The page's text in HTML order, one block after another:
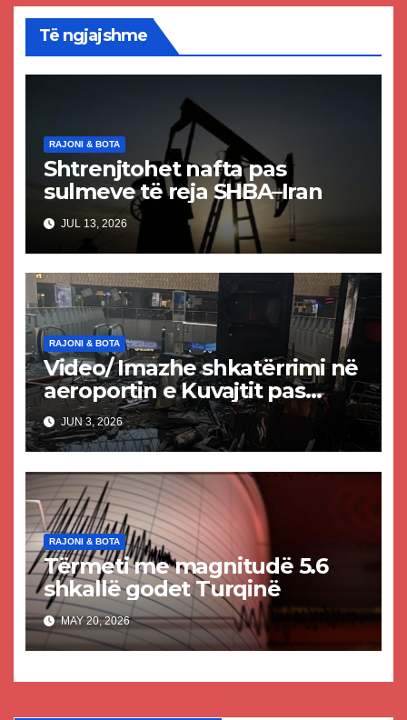
Të ngjajshme
RAJONI & BOTA
Shtrenjtohet nafta pas
sulmeve të reja SHBA–Iran
JUL 13, 2026
RAJONI & BOTA
Video/ Imazhe shkatërrimi në
aeroportin e Kuvajtit pas
sulmit iranian, një i vdekur
dhe shumë të plagosur
JUN 3, 2026
RAJONI & BOTA
Tërmeti me magnitudë 5.6
shkallë godet Turqinë
MAY 20, 2026